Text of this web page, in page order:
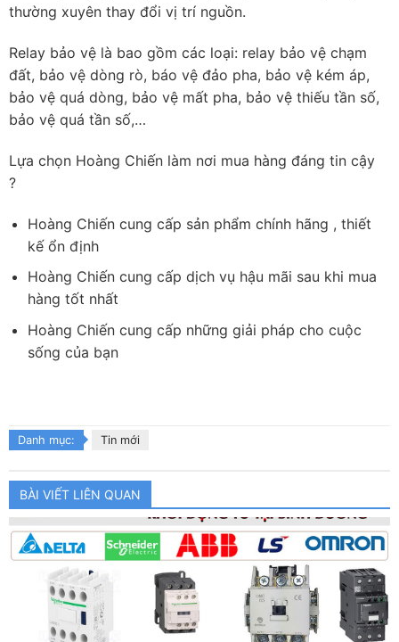
thường xuyên thay đổi vị trí nguồn.
Relay bảo vệ là bao gồm các loại: relay bảo vệ chạm
đất, bảo vệ dòng rò, báo vệ đảo pha, bảo vệ kém áp,
bảo vệ quá dòng, bảo vệ mất pha, bảo vệ thiếu tần số,
bảo vệ quá tần số,…
Lựa chọn Hoàng Chiến làm nơi mua hàng đáng tin cậy
?
Hoàng Chiến cung cấp sản phẩm chính hãng , thiết
kế ổn định
Hoàng Chiến cung cấp dịch vụ hậu mãi sau khi mua
hàng tốt nhất
Hoàng Chiến cung cấp những giải pháp cho cuộc
sống của bạn
Danh mục: Tin mới
BÀI VIẾT LIÊN QUAN